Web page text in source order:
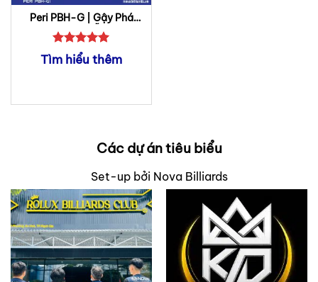
Peri PBH-G | Gậy Phá
Bida Lỗ
Được xếp
hạng55
Tìm hiểu thêm
Các dự án tiêu biểu
Set-up bởi Nova Billiards